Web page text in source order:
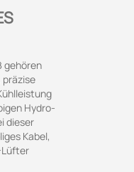
gehören
präzise
Hydro-
dieser
Kabel,
Lüfter